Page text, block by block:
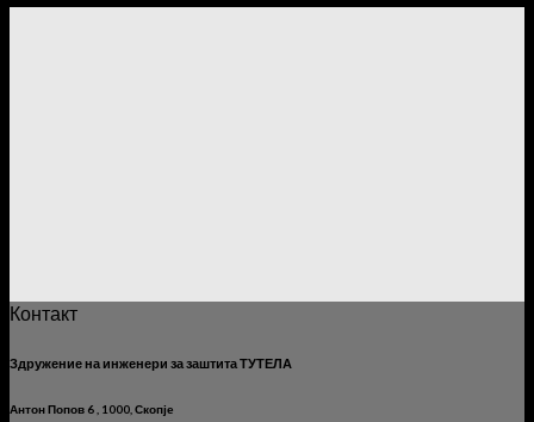
Контакт
Здружение на инженери за заштита ТУТЕЛА
Антон Попов 6 , 1000, Скопје